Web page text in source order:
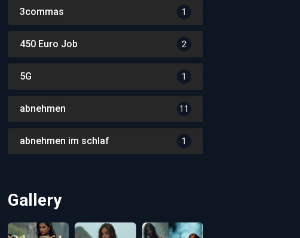
3commas 1
450 Euro Job 2
5G 1
abnehmen 11
abnehmen im schlaf 1
Gallery